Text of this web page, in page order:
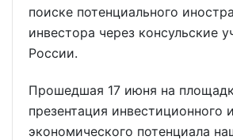
поиске потенциального
инвестора через консульские
России.
Прошедшая 17 июня на
презентация инвестиционного и
экономического потенциала